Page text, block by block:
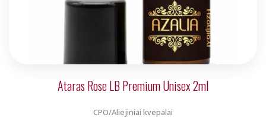
Ataras Rose LB Premium Unisex 2ml
CPO/Aliejiniai kvepalai